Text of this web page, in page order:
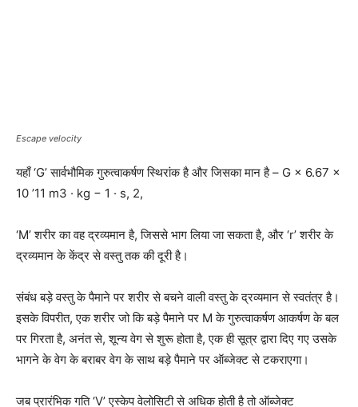
Escape velocity
यहाँ ‘G’ सार्वभौमिक गुरुत्वाकर्षण स्थिरांक है और जिसका मान है – G × 6.67 ×
10 ’11 m3 · kg − 1 · s, 2,
‘M’ शरीर का वह द्रव्यमान है, जिससे भाग लिया जा सकता है, और ‘r’ शरीर के
द्रव्यमान के केंद्र से वस्तु तक की दूरी है।
संबंध बड़े वस्तु के पैमाने पर शरीर से बचने वाली वस्तु के द्रव्यमान से स्वतंत्र है।
इसके विपरीत, एक शरीर जो कि बड़े पैमाने पर M के गुरुत्वाकर्षण आकर्षण के बल
पर गिरता है, अनंत से, शून्य वेग से शुरू होता है, एक ही सूत्र द्वारा दिए गए उसके
भागने के वेग के बराबर वेग के साथ बड़े पैमाने पर ऑब्जेक्ट से टकराएगा।
जब प्रारंभिक गति ‘V’ एस्केप वेलोसिटी से अधिक होती है तो ऑब्जेक्ट